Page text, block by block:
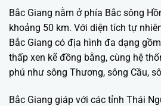
Bắc Giang nằm ở phía Bắc sông
khoảng 50 km. Với diện tích tự
Bắc Giang có địa hình đa dạng
thấp xen kẽ đồng bằng, cùng hệ
phú như sông Thương, sông Cầu,
Bắc Giang giáp với các tỉnh Thái